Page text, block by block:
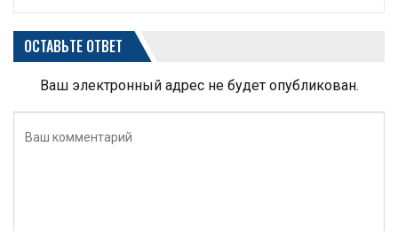
ОСТАВЬТЕ ОТВЕТ
Ваш электронный адрес не будет опубликован.